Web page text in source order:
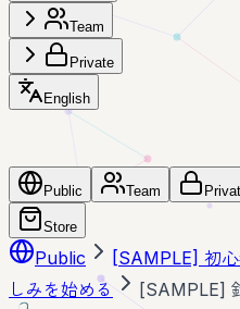
Team
Private
English
Public Team
Store
Public
[SAMPLE] 初
しみを始める
[SAMPLE]